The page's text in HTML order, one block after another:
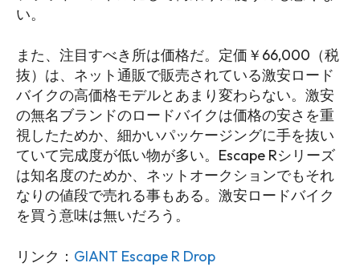
い。
また、注目すべき所は価格だ。定価￥66,000（税
抜）は、ネット通販で販売されている激安ロード
バイクの高価格モデルとあまり変わらない。激安
の無名ブランドのロードバイクは価格の安さを重
視したためか、細かいパッケージングに手を抜い
ていて完成度が低い物が多い。Escape Rシリーズ
は知名度のためか、ネットオークションでもそれ
なりの値段で売れる事もある。激安ロードバイク
を買う意味は無いだろう。
リンク： GIANT Escape R Drop